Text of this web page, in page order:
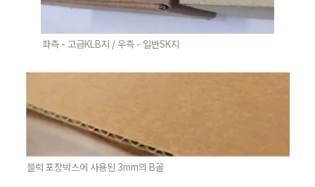
좌측 - 고급KLB지 / 우측 - 일반SK지
블럭 포장박스에 사용된 3mm의 B골